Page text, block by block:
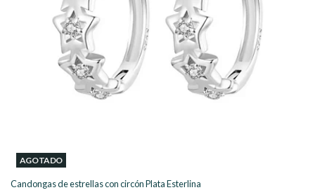
AGOTADO
Candongas de estrellas con circón Plata Esterlina